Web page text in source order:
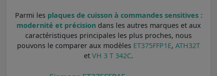
Parmi les plaques de cuisson à commandes sensitives :
modernité et précisiondans les autres marques et aux
caractéristiques principales les plus proches, nous
pouvons le comparer aux modèles ET375FFP1E, ATH32T
et VH 3 T 342C.